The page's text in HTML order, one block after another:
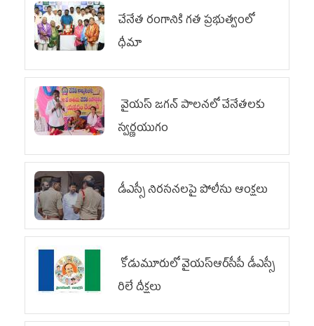
చేనేత రంగానికి గత ప్రభుత్వంలో
ధీమా
వైయ‌స్ జగన్ పాలనలో చేనేతలకు
స్వర్ణయుగం
డీఎస్సీ నిరసనలపై పోలీసు ఆంక్షలు
కోడుమూరులో వైయ‌స్ఆర్‌సీపీ డీఎస్సీ
రిలే దీక్షలు